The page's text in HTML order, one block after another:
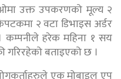
उक्त उपकरणको मूल्य २
२ वटा डिभाइस अर्डर
हरेक महिना १ सय
गरिरहेको बताइएको छ ।